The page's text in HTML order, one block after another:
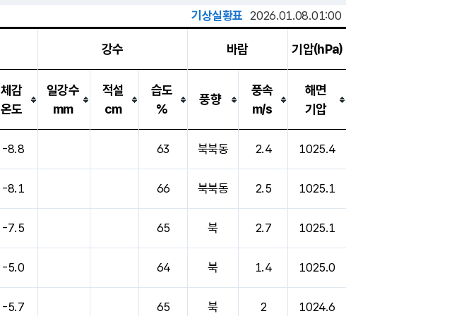
기상실황표 2026.01.08.01:00
강수 바람 기압(hPa)
체감
온도
일강수
mm
적설
cm
습도
%
풍향
풍속
m/s
해면
기압
-8.8 63 북북동 2.4 1025.4
-8.1 66 북북동 2.5 1025.1
-7.5 65 북 2.7 1025.1
-5.0 64 북 1.4 1025.0
-5.7 65 북 2 1024.6